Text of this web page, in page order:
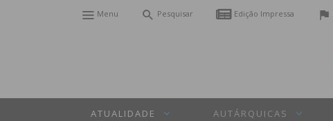
Menu Pesquisar Edição Impressa
ATUALIDADE AUTÁRQUICAS